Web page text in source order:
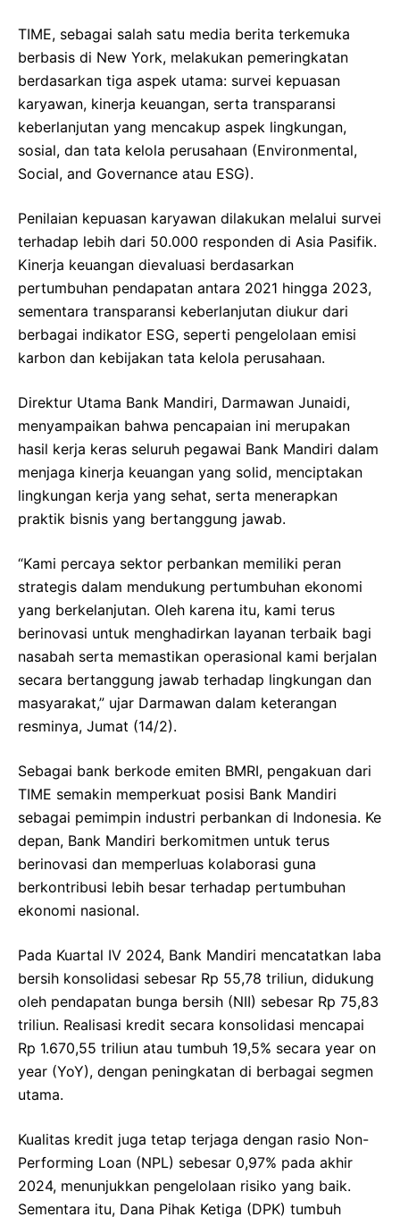
TIME, sebagai salah satu media berita terkemuka
berbasis di New York, melakukan pemeringkatan
berdasarkan tiga aspek utama: survei kepuasan
karyawan, kinerja keuangan, serta transparansi
keberlanjutan yang mencakup aspek lingkungan,
sosial, dan tata kelola perusahaan (Environmental,
Social, and Governance atau ESG).
Penilaian kepuasan karyawan dilakukan melalui survei
terhadap lebih dari 50.000 responden di Asia Pasifik.
Kinerja keuangan dievaluasi berdasarkan
pertumbuhan pendapatan antara 2021 hingga 2023,
sementara transparansi keberlanjutan diukur dari
berbagai indikator ESG, seperti pengelolaan emisi
karbon dan kebijakan tata kelola perusahaan.
Direktur Utama Bank Mandiri, Darmawan Junaidi,
menyampaikan bahwa pencapaian ini merupakan
hasil kerja keras seluruh pegawai Bank Mandiri dalam
menjaga kinerja keuangan yang solid, menciptakan
lingkungan kerja yang sehat, serta menerapkan
praktik bisnis yang bertanggung jawab.
“Kami percaya sektor perbankan memiliki peran
strategis dalam mendukung pertumbuhan ekonomi
yang berkelanjutan. Oleh karena itu, kami terus
berinovasi untuk menghadirkan layanan terbaik bagi
nasabah serta memastikan operasional kami berjalan
secara bertanggung jawab terhadap lingkungan dan
masyarakat,” ujar Darmawan dalam keterangan
resminya, Jumat (14/2).
Sebagai bank berkode emiten BMRI, pengakuan dari
TIME semakin memperkuat posisi Bank Mandiri
sebagai pemimpin industri perbankan di Indonesia. Ke
depan, Bank Mandiri berkomitmen untuk terus
berinovasi dan memperluas kolaborasi guna
berkontribusi lebih besar terhadap pertumbuhan
ekonomi nasional.
Pada Kuartal IV 2024, Bank Mandiri mencatatkan laba
bersih konsolidasi sebesar Rp 55,78 triliun, didukung
oleh pendapatan bunga bersih (NII) sebesar Rp 75,83
triliun. Realisasi kredit secara konsolidasi mencapai
Rp 1.670,55 triliun atau tumbuh 19,5% secara year on
year (YoY), dengan peningkatan di berbagai segmen
utama.
Kualitas kredit juga tetap terjaga dengan rasio Non-
Performing Loan (NPL) sebesar 0,97% pada akhir
2024, menunjukkan pengelolaan risiko yang baik.
Sementara itu, Dana Pihak Ketiga (DPK) tumbuh